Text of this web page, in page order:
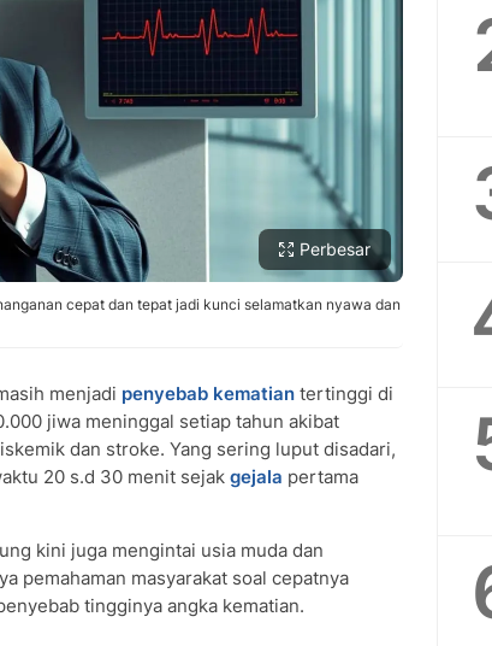
Perbesar
cepat dan tepat jadi kunci selamatkan nyawa dan
menjadi penyebab kematian tertinggi di
jiwa meninggal setiap tahun akibat
dan stroke. Yang sering luput disadari,
20 s.d 30 menit sejak gejala pertama
kini juga mengintai usia muda dan
pemahaman masyarakat soal cepatnya
tingginya angka kematian.